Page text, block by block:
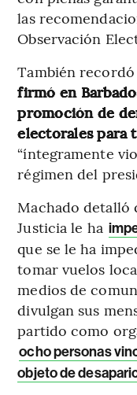
las
Observación
También
firmó en
promoción de
electorales para
“íntegramente
régimen del
Machado detalló
Justicia le ha
que se le ha
tomar vuelos
medios de
divulgan sus
partido como
ocho personas
objeto de